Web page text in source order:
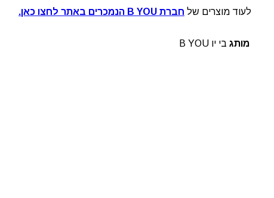
לעוד מוצרים של חברת B YOU הנמכרים באתר לחצו כאן.
מותג בי יו B YOU